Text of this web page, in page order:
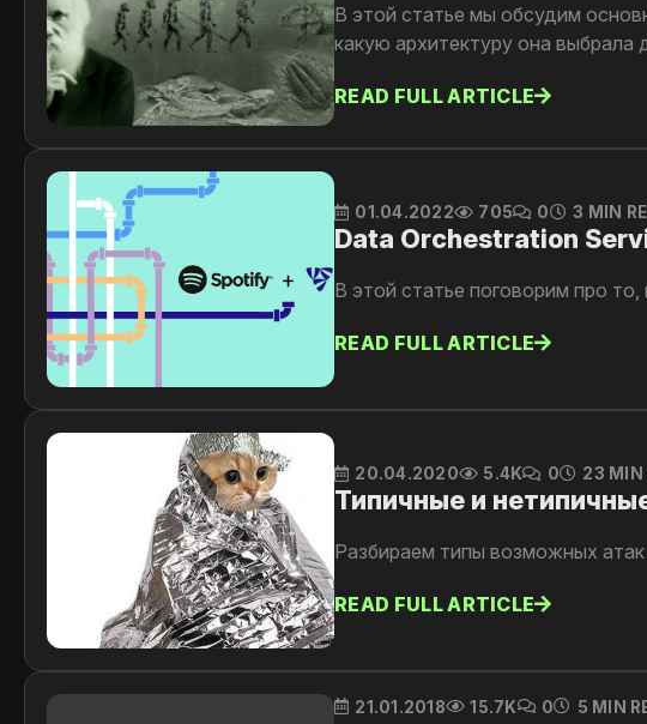
В этой статье мы обсудим
какую архитектуру она выбрала
READ FULL ARTICLE
01.04.2022 705 0 3 MIN
Data Orchestration
В этой статье поговорим про
READ FULL ARTICLE
20.04.2020 5.4K 0 23 MIN
Типичные и
Разбираем типы возможных
READ FULL ARTICLE
21.01.2018 15.7K 0 5 MIN